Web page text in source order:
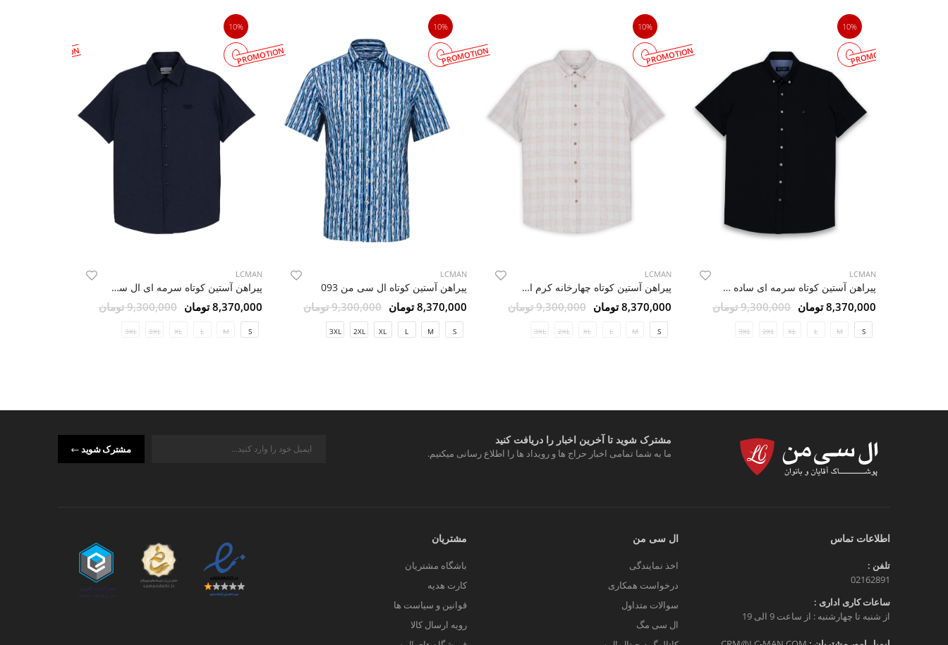
10%
PROMOTION
LCMAN
پیراهن آستین کوتاه سرمه ای ساده ال سی من 20
8,370,000 تومان 9,300,000 تومان
S
M
L
XL
2XL
3XL
10%
PROMOTION
LCMAN
پیراهن آستین کوتاه چهارخانه کرم ال سی من 75
8,370,000 تومان 9,300,000 تومان
S
M
L
XL
2XL
3XL
10%
PROMOTION
LCMAN
پیراهن آستین کوتاه ال سی من 093
8,370,000 تومان 9,300,000 تومان
S
M
L
XL
2XL
3XL
10%
PROMOTION
LCMAN
پیراهن آستین کوتاه سرمه ای ال سی من 26
8,370,000 تومان 9,300,000 تومان
S
M
L
XL
2XL
3XL
PROMOTION
مشترک شوید تا آخرین اخبار را دریافت کنید
ما به شما تمامی اخبار حراج ها و رویداد ها را اطلاع رسانی میکنیم. مشترک شوید
اطلاعات تماس
تلفن :
02162891
ساعات کاری اداری :
از شنبه تا چهارشنبه : از ساعت 9 الی 19
ال سی من
اخذ نمایندگی
درخواست همکاری
سوالات متداول
ال سی مگ
مشتریان
باشگاه مشتریان
کارت هدیه
قوانین و سیاست ها
رویه ارسال کالا